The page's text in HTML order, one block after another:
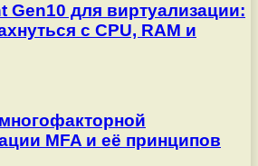
Gen10 для виртуализации:
с CPU, RAM и
MFA и её принципов